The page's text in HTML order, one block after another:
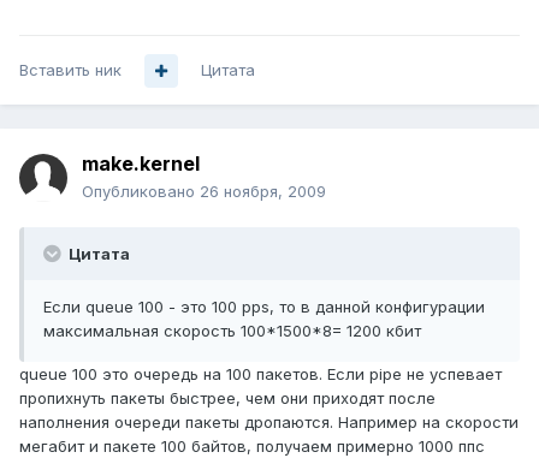
Вставить ник Цитата
make.kernel
Опубликовано 26 ноября, 2009
Цитата
Если queue 100 - это 100 pps, то в данной конфигурации
максимальная скорость 100*1500*8= 1200 кбит
queue 100 это очередь на 100 пакетов. Если pipe не успевает
пропихнуть пакеты быстрее, чем они приходят после
наполнения очереди пакеты дропаются. Например на скорости
мегабит и пакете 100 байтов, получаем примерно 1000 ппс